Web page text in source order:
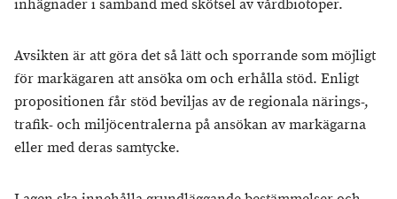
inhägnader i samband med skötsel av vårdbiotoper.
Avsikten är att göra det så lätt och sporrande som möjligt
för markägaren att ansöka om och erhålla stöd. Enligt
propositionen får stöd beviljas av de regionala närings-,
trafik- och miljöcentralerna på ansökan av markägarna
eller med deras samtycke.